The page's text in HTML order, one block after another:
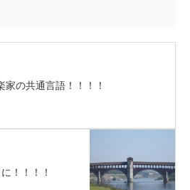
家の共通言語！！！！
！！！！